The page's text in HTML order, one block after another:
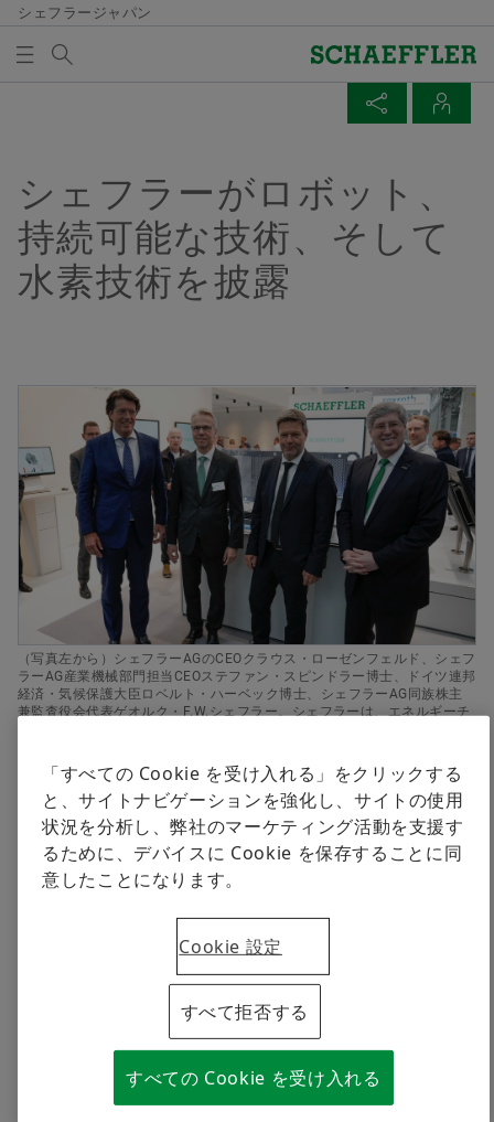
シェフラージャパン
会社概要
品質と環境
購買、サプライヤーマネジメント
グループ
製品＆ソリューション
Eモビリティ
パワートレイン＆シャシー
ベアリング＆インダストリアルソリューション
特殊機械
デジタル製品
ブランドプロテクション
採用情報
採用情報検索
経歴/キャリア
当社の従業員
メディア及びイベント
プレスリリース
メディア・コンタクト
ソーシャルニュース
イベント一覧
Facebook
LinkedIn
Twitter
連絡先
シェフラージャパン広報部 ジュディアン・ゴ
+81 45 287 9151
pr-japan@schaeffler.com
メディア買い物かごの中にアイテムが入っていませ
ん。新しいエレメントを追加するにはボタンを使用し
てください：
メディアを集める
一回の注文で、複数のメディアを買い物かご
に入れることができます。メディアごとの最
大注文数は20個です。無料で入手した材料を
販売することは許可されません。
すぐに注文する
シェフラーがロボット、
持続可能な技術、そして
水素技術を披露
（写真左から）シェフラーAGのCEOクラウス・ローゼンフェルド、シェフ
ラーAG産業機械部門担当CEOステファン・スピンドラー博士、ドイツ連邦
経済・気候保護大臣ロベルト・ハーベック博士、シェフラーAG同族株主
兼監査役会代表ゲオルク・F.W.シェフラー。シェフラーは、エネルギーチ
2022年06月01日 | Schweinfurt/Hanover / Yokohama
産業用オートメーションおよびデジタル化分野で高
まる新ソリューションへの期待
高い注目を集める水素戦略事業分野
バーメッセ2022」で、自動車および産業機械のグロー
バルサプライヤーであるシェフラーは、ロボットおよび
食品、飲料、包装の分野に向けた新たなソリューション
「すべての Cookie を受け入れる」をクリックする
と、サイトナビゲーションを強化し、サイトの使用
状況を分析し、弊社のマーケティング活動を支援す
るために、デバイスに Cookie を保存することに同
意したことになります。
Cookie 設定
すべて拒否する
すべての Cookie を受け入れる